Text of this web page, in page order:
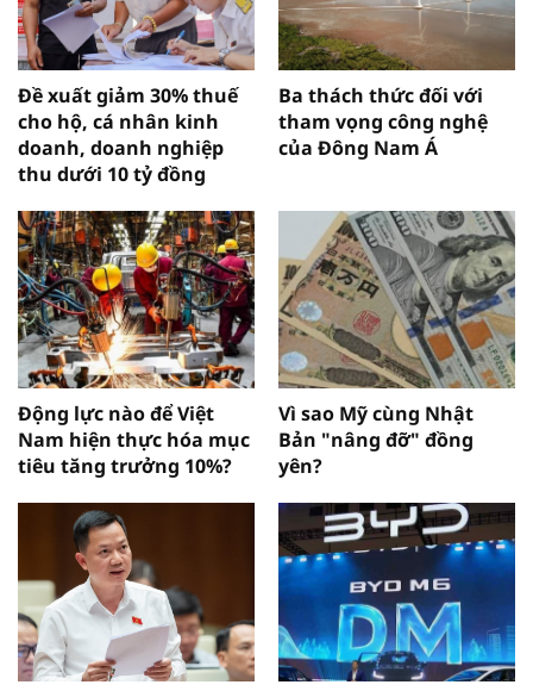
Đề xuất giảm 30% thuế
cho hộ, cá nhân kinh
doanh, doanh nghiệp
thu dưới 10 tỷ đồng
Ba thách thức đối với
tham vọng công nghệ
của Đông Nam Á
Động lực nào để Việt
Nam hiện thực hóa mục
tiêu tăng trưởng 10%?
Vì sao Mỹ cùng Nhật
Bản "nâng đỡ" đồng
yên?